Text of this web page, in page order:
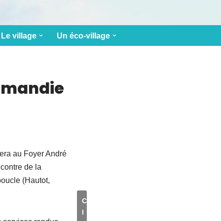
Le village Un éco-village
au Foyer André
de la
(Hautot,
C
l